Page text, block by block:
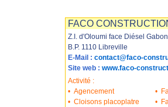
FACO
Z.I. d'Oloumi face Diésel Gabon
B.P. 1110 Libreville
E-Mail : contact@faco-
Site web : www.faco-
Activité :
• Agencement •
• Cloisons placoplatre •